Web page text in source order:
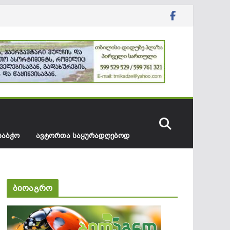
ᲐᲕᲢᲝᲠᲗᲐ ᲡᲐᲧᲣᲠᲐᲓᲦᲔᲑᲝᲓ
ბიოაგრო